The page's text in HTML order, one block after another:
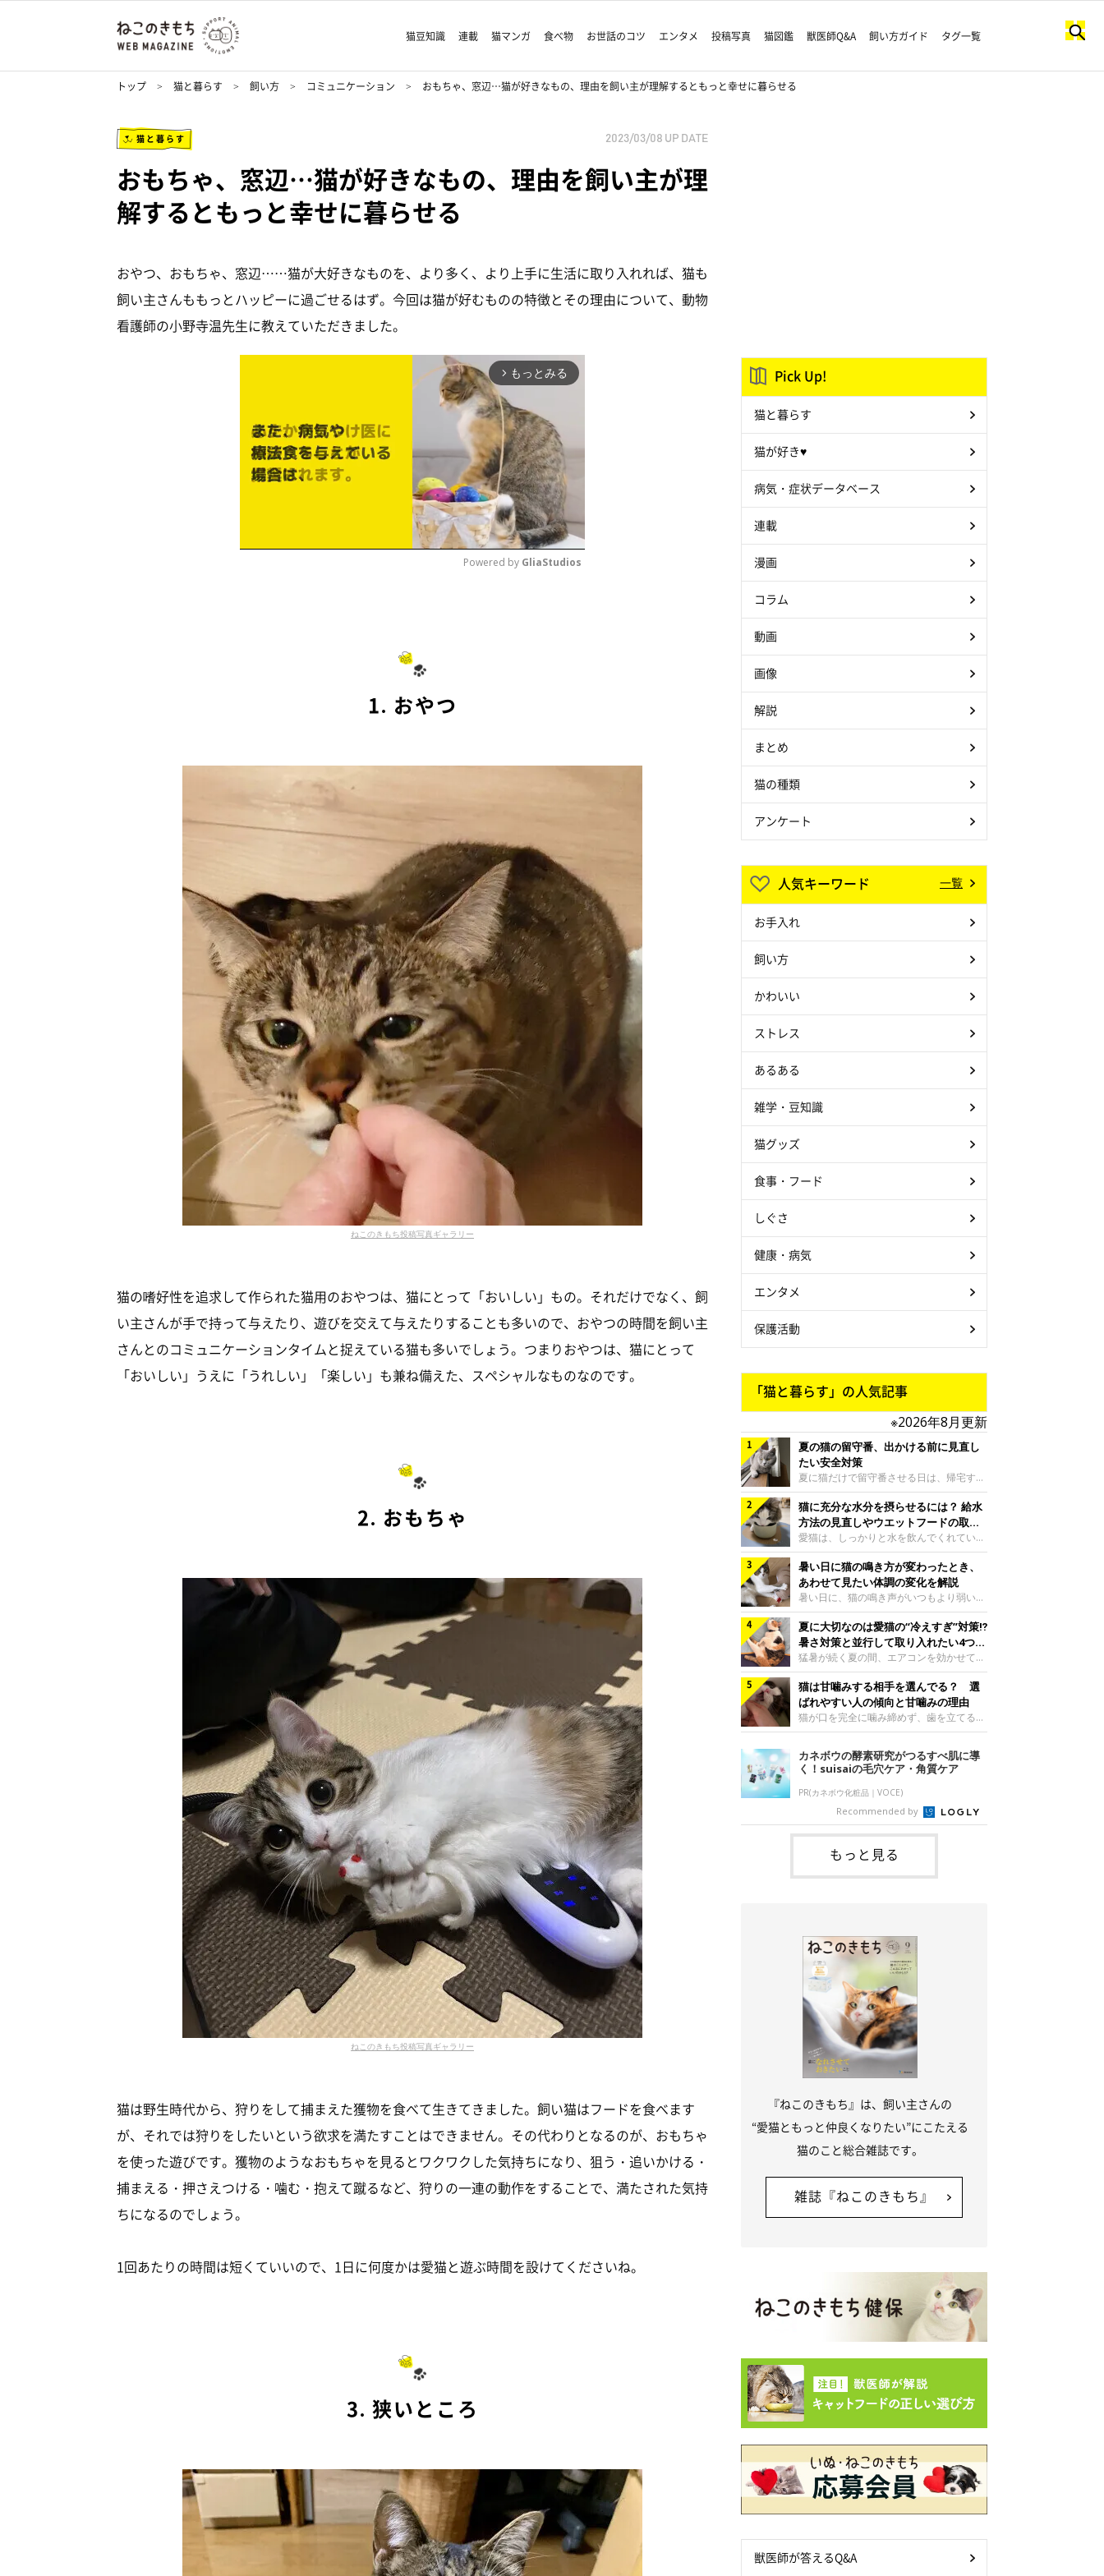
猫豆知識 連載 猫マンガ 食べ物 お世話のコツ エンタメ 投稿写真 猫図鑑 獣医師Q&A 飼い方ガイド タグ一覧
トップ 猫と暮らす 飼い方 コミュニケーション おもちゃ、窓辺…猫が好きなもの、理由を飼い主が理解するともっと幸せに暮らせる
猫と暮らす 2023/03/08 UP DATE
おもちゃ、窓辺…猫が好きなもの、理由を飼い主が理
解するともっと幸せに暮らせる
おやつ、おもちゃ、窓辺……猫が大好きなものを、より多く、より上手に生活に取り入れれば、猫も
飼い主さんももっとハッピーに過ごせるはず。今回は猫が好むものの特徴とその理由について、動物
看護師の小野寺温先生に教えていただきました。
arrow_forward_ios もっとみる
Powered by GliaStudios
1. おやつ
ねこのきもち投稿写真ギャラリー
猫の嗜好性を追求して作られた猫用のおやつは、猫にとって「おいしい」もの。それだけでなく、飼
い主さんが手で持って与えたり、遊びを交えて与えたりすることも多いので、おやつの時間を飼い主
さんとのコミュニケーションタイムと捉えている猫も多いでしょう。つまりおやつは、猫にとって
「おいしい」うえに「うれしい」「楽しい」も兼ね備えた、スペシャルなものなのです。
2. おもちゃ
ねこのきもち投稿写真ギャラリー
猫は野生時代から、狩りをして捕まえた獲物を食べて生きてきました。飼い猫はフードを食べます
が、それでは狩りをしたいという欲求を満たすことはできません。その代わりとなるのが、おもちゃ
を使った遊びです。獲物のようなおもちゃを見るとワクワクした気持ちになり、狙う・追いかける・
捕まえる・押さえつける・噛む・抱えて蹴るなど、狩りの一連の動作をすることで、満たされた気持
ちになるのでしょう。
1回あたりの時間は短くていいので、1日に何度かは愛猫と遊ぶ時間を設けてくださいね。
3. 狭いところ
Pick Up!
猫と暮らす
猫が好き♥
病気・症状データベース
連載
漫画
コラム
動画
画像
解説
まとめ
猫の種類
アンケート
人気キーワード 一覧
お手入れ
飼い方
かわいい
ストレス
あるある
雑学・豆知識
猫グッズ
食事・フード
しぐさ
健康・病気
エンタメ
保護活動
「猫と暮らす」の人気記事
※2026年8月更新
夏の猫の留守番、出かける前に見直し
たい安全対策
夏に猫だけで留守番させる日は、帰宅する
まで部屋が暑くなりすぎないか、水は足り
るかと気になる飼い主さんもいるでしょ
う。家の中なら安全と思っていても、日中
は室温が急に上がることがあります。留守
中の暑さから猫を守るために準備したいこ
とや、帰宅後に見たいサインなどについ
て、ねこのきもち獣医師相談室の岡本りさ
先生に伺いました。 留守中は室温が急に
上がることがあるねこのきもち投稿写真ギ
ャラリー夏の日中は、エアコンが切れると
室温が急に上昇する場合があります。猫は
自分で涼しい場所を探すのが得意ですが、
部屋全体が暑くなれ
猫に充分な水分を摂らせるには？ 給水
方法の見直しやウエットフードの取り
入れ方を解説
愛猫は、しっかりと水を飲んでくれていま
すか？ 夏場はエアコンで室内が涼しいこ
ともあり、猫があまり水を飲まないこと
も。積極的に水分を摂らせるためには、給
水方法を見直したり、フードから水分を摂
らせたりする方法があります。今回は獣医
師の重本仁先生に、猫に水分を摂らせるた
めにできるためできる工夫を教えていただ
きました。ボウルの高さを愛猫の好みにね
このきもち投稿写真ギャラリー水飲みボウ
ルの高さは、猫が飲むときに頭が胃より下
にならないように設定すると飲みやすいで
しょう。首を深く折り曲げずに済むため、
関節や食道への負
暑い日に猫の鳴き方が変わったとき、
あわせて見たい体調の変化を解説
暑い日に、猫の鳴き声がいつもより弱い、
かすれる、しつこく鳴くなど、ふだんと違
って聞こえることがあります。 そんなと
き、あわせてどのような様子を確認したら
よいのでしょうか。暑い日に猫の鳴き方が
変わるときの見方や注意したい体調の変化
などについて、ねこのきもち獣医師相談室
の山口みき先生に伺いました。 鳴き方の
変化だけで判断せず、全身の様子も確認し
てねこのきもち投稿写真ギャラリー猫の鳴
ように見えることがあります。 ただ、鳴
き声だけで原因を決めるのは難しく、体調
や環境の変化を
夏に大切なのは愛猫の“冷えすぎ”対策⁉
暑さ対策と並行して取り入れたい4つの
工夫
猛暑が続く夏の間、エアコンを効かせて室
内を冷やしますよね。しかし、人にとって
は快適な温度でも、猫にとっては温度が低
すぎることも。暑さ対策と並行して、冷え
すぎ対策もしっかりと行うことが大切で
す。今回は獣医師の重本仁先生に、猫の冷
えすぎを防ぐ4つの対策を教えていただき
ました。（1） 冷房の効いていない部屋に
行き来できるようにするねこのきもち投稿
写真ギャラリー猫が寒いと感じたときに、
冷気から逃れる「逃げ場」を用意しておき
ましょう。冷房の効いていない部屋や廊下
へも自由に行き来できるように、ドアは猫
が通れる程度に
猫は甘噛みする相手を選んでる？ 選
ばれやすい人の傾向と甘噛みの理由
猫が口を完全に噛み締めず、歯を立てる程
度に噛む“甘噛み”。遊びやスキンシップの
ときに繰り出すことがありますが、同じ家
族でも噛まれる頻度に違いがあると感じる
ことも。ねこのきもちWEB MAGAZINEで
は、飼い主さんたちにアンケートを実施
し、愛猫が甘噛みする相手を選んでいると
感じる状況を教えてもらいました。また、
ねこのきもち獣医師相談室の原駿太朗先生
には、実際に猫は甘噛みする相手を選んで
いるのか、その真相をお聞きします。約6
割の飼い主さんが「甘噛みする相手を選ん
カネボウの酵素研究がつるすべ肌に導
く！suisaiの毛穴ケア・角質ケア
PR(カネボウ化粧品｜VOCE)
Recommended by
もっと見る
『ねこのきもち』は、飼い主さんの
“愛猫ともっと仲良くなりたい”にこたえる
猫のこと総合雑誌です。
雑誌『ねこのきもち』
獣医師が答えるQ&A